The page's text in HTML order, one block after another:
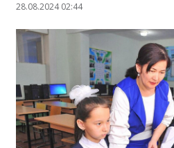
28.08.2024 02:44